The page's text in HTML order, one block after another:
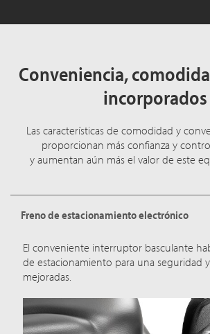
Conveniencia,
incorporados
Las características de comodidad y
proporcionan más confianza y
y aumentan aún más el valor de este
Freno de estacionamiento electrónico
El conveniente interruptor basculante
de estacionamiento para una seguridad
mejoradas.